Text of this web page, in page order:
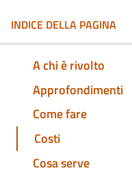
INDICE DELLA PAGINA
A chi è rivolto
Approfondimenti
Come fare
Costi
Cosa serve